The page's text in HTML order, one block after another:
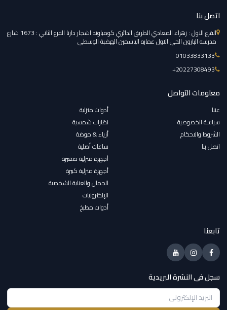
اتصل بنا
الفرع الاول : زهراء المعادي الطريق الدائري كومباوند اشجار دارنا الفرع الثاني : 1673 شارع
مدرسه البارون الحي الاول عماره الياسمين الهضبة الوسطي
01033833133
‎+20227308493
معلومات التواصل
عننا
سياسة الخصوصية
الشروط والاحكام
اتصل بنا
أدوات منزلية
نظارات شمسية
أزياء & موضة
ساعات أصلية
أجهزة منزلية صغيرة
أجهزة منزلية كبيرة
الجمال والعناية الشخصية
الإلكترونيات
أدوات مطبخ
تابعنا
سجل فى النشرة البريدية